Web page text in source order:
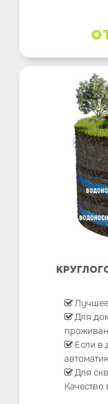
Для
Если в
Для